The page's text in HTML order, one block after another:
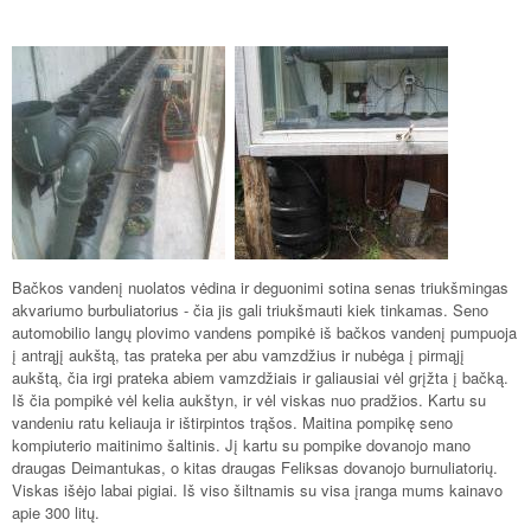
Bačkos vandenį nuolatos vėdina ir deguonimi sotina senas triukšmingas
akvariumo burbuliatorius - čia jis gali triukšmauti kiek tinkamas. Seno
automobilio langų plovimo vandens pompikė iš bačkos vandenį pumpuoja
į antrąjį aukštą, tas prateka per abu vamzdžius ir nubėga į pirmąjį
aukštą, čia irgi prateka abiem vamzdžiais ir galiausiai vėl grįžta į bačką.
Iš čia pompikė vėl kelia aukštyn, ir vėl viskas nuo pradžios. Kartu su
vandeniu ratu keliauja ir ištirpintos trąšos. Maitina pompikę seno
kompiuterio maitinimo šaltinis. Jį kartu su pompike dovanojo mano
draugas Deimantukas, o kitas draugas Feliksas dovanojo burnuliatorių.
Viskas išėjo labai pigiai. Iš viso šiltnamis su visa įranga mums kainavo
apie 300 litų.